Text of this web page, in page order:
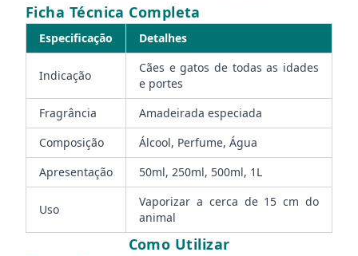
Ficha Técnica Completa
Especificação Detalhes
Indicação
Cães e gatos de todas as idades
e portes
Fragrância
Amadeirada especiada
Composição
Álcool, Perfume, Água
Apresentação
50ml, 250ml, 500ml, 1L
Uso
Vaporizar a cerca de 15 cm do
animal
Como Utilizar